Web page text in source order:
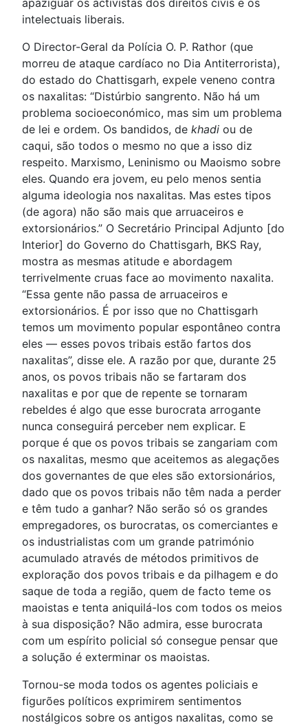
apaziguar os activistas dos direitos civis e os
intelectuais liberais.
O Director-Geral da Polícia O. P. Rathor (que
morreu de ataque cardíaco no Dia Antiterrorista),
do estado do Chattisgarh, expele veneno contra
os naxalitas: “Distúrbio sangrento. Não há um
problema socioeconómico, mas sim um problema
de lei e ordem. Os bandidos, de khadi ou de
caqui, são todos o mesmo no que a isso diz
respeito. Marxismo, Leninismo ou Maoismo sobre
eles. Quando era jovem, eu pelo menos sentia
alguma ideologia nos naxalitas. Mas estes tipos
(de agora) não são mais que arruaceiros e
extorsionários.” O Secretário Principal Adjunto [do
Interior] do Governo do Chattisgarh, BKS Ray,
mostra as mesmas atitude e abordagem
terrivelmente cruas face ao movimento naxalita.
“Essa gente não passa de arruaceiros e
extorsionários. É por isso que no Chattisgarh
temos um movimento popular espontâneo contra
eles — esses povos tribais estão fartos dos
naxalitas”, disse ele. A razão por que, durante 25
anos, os povos tribais não se fartaram dos
naxalitas e por que de repente se tornaram
rebeldes é algo que esse burocrata arrogante
nunca conseguirá perceber nem explicar. E
porque é que os povos tribais se zangariam com
os naxalitas, mesmo que aceitemos as alegações
dos governantes de que eles são extorsionários,
dado que os povos tribais não têm nada a perder
e têm tudo a ganhar? Não serão só os grandes
empregadores, os burocratas, os comerciantes e
os industrialistas com um grande património
acumulado através de métodos primitivos de
exploração dos povos tribais e da pilhagem e do
saque de toda a região, quem de facto teme os
maoistas e tenta aniquilá-los com todos os meios
à sua disposição? Não admira, esse burocrata
com um espírito policial só consegue pensar que
a solução é exterminar os maoistas.
Tornou-se moda todos os agentes policiais e
figurões políticos exprimirem sentimentos
nostálgicos sobre os antigos naxalitas, como se